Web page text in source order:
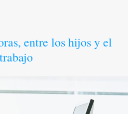
entre los hijos y el
trabajo